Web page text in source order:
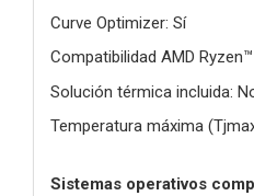
Curve Optimizer: Sí
Compatibilidad AMD
Solución térmica incluida:
Temperatura máxima
Sistemas operativos